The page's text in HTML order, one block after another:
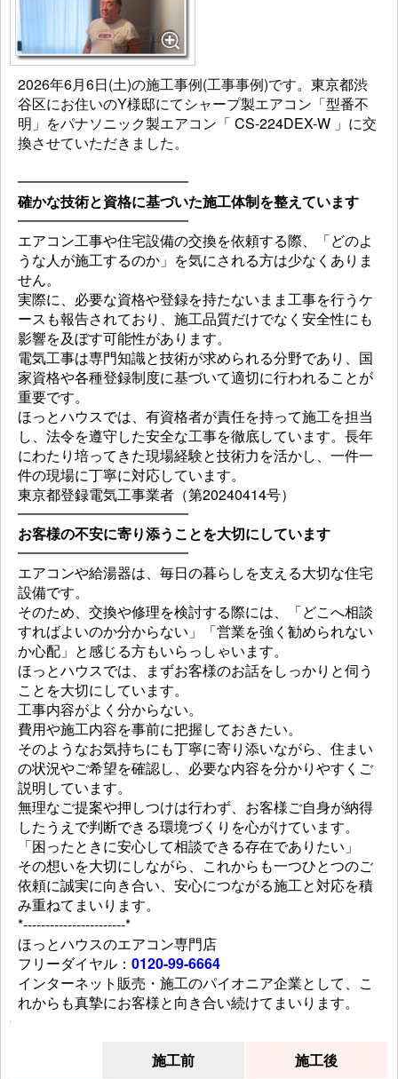
2026年6月6日(土)の施工事例(工事事例)です。 東京都渋
谷区にお住いのY様邸にてシャープ製エアコン「型番不
明」をパナソニック製エアコン「 CS-224DEX-W」に交
換させていただきました。
━━━━━━━━━━━━
確かな技術と資格に基づいた施工体制を整えています
━━━━━━━━━━━━
エアコン工事や住宅設備の交換を依頼する際、「どのよ
うな人が施工するのか」を気にされる方は少なくありま
せん。
実際に、必要な資格や登録を持たないまま工事を行うケ
ースも報告されており、施工品質だけでなく安全性にも
影響を及ぼす可能性があります。
電気工事は専門知識と技術が求められる分野であり、国
家資格や各種登録制度に基づいて適切に行われることが
重要です。
ほっとハウスでは、有資格者が責任を持って施工を担当
し、法令を遵守した安全な工事を徹底しています。長年
にわたり培ってきた現場経験と技術力を活かし、一件一
件の現場に丁寧に対応しています。
東京都登録電気工事業者（第20240414号）
━━━━━━━━━━━━
お客様の不安に寄り添うことを大切にしています
━━━━━━━━━━━━
エアコンや給湯器は、毎日の暮らしを支える大切な住宅
設備です。
そのため、交換や修理を検討する際には、「どこへ相談
すればよいのか分からない」「営業を強く勧められない
か心配」と感じる方もいらっしゃいます。
ほっとハウスでは、まずお客様のお話をしっかりと伺う
ことを大切にしています。
工事内容がよく分からない。
費用や施工内容を事前に把握しておきたい。
そのようなお気持ちにも丁寧に寄り添いながら、住まい
の状況やご希望を確認し、必要な内容を分かりやすくご
説明しています。
無理なご提案や押しつけは行わず、お客様ご自身が納得
したうえで判断できる環境づくりを心がけています。
「困ったときに安心して相談できる存在でありたい」
その想いを大切にしながら、これからも一つひとつのご
依頼に誠実に向き合い、安心につながる施工と対応を積
み重ねてまいります。
*-----------------------*
ほっとハウスのエアコン専門店
フリーダイヤル： 0120-99-6664
インターネット販売・施工のパイオニア企業として、こ
れからも真摯にお客様と向き合い続けてまいります。
施工前
施工後